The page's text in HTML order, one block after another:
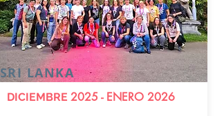
SRI LANKA
DICIEMBRE 2025 - ENERO 2026